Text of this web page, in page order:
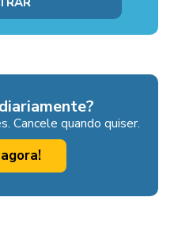
Cancele quando quiser.